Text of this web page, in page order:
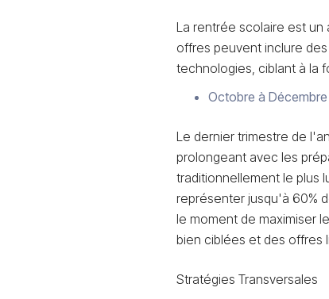
La rentrée scolaire est un
offres peuvent inclure
technologies, ciblant à la
Octobre à Décembre
Le dernier trimestre de
prolongeant avec les
traditionnellement le plus
représenter jusqu'à 60%
le moment de maximiser
bien ciblées et des offres
Stratégies Transversales